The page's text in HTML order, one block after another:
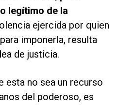
legítimo de la
ejercida por quien
imponerla, resulta
de justicia.
esta no sea un recurso
del poderoso, es